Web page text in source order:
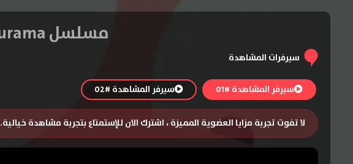
مسلسل Futurama الموسم السابع – الحلقة 14
سيرفرات المشاهدة
سيرفر المشاهدة #01 سيرفر المشاهدة #02
لا تفوت تجربة مزايا العضوية المميزة ، اشترك الان للإستمتاع بتجربة مشاهدة خيالية.